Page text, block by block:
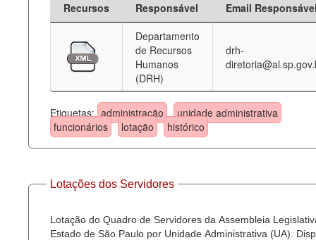
Recursos Responsável
Email
Departamento
de Recursos
Humanos
(DRH)
drh-
Etiquetas: administração
unidade administrativa
funcionários
lotação histórico
Lotações dos Servidores
Lotação do Quadro de Servidores da Assembleia
Estado de São Paulo por Unidade Administrativa (UA).